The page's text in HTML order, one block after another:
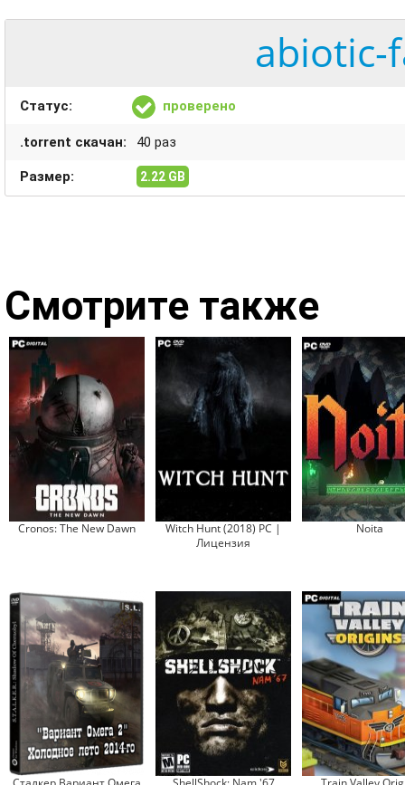
Статус: проверено
.torrent скачан: 40 раз
Размер: 2.22 GB
Смотрите также
Cronos: The New Dawn
Witch Hunt (2018) PC |
Лицензия
Noita